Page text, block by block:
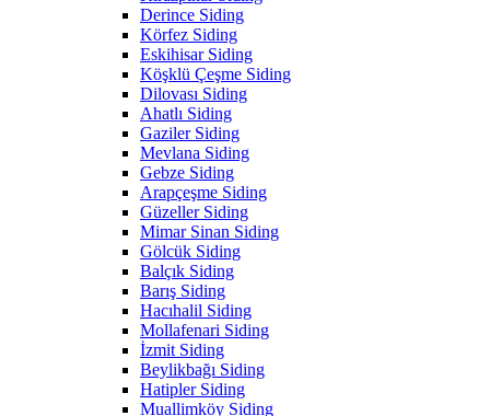
Derince Siding
Körfez Siding
Eskihisar Siding
Köşklü Çeşme Siding
Dilovası Siding
Ahatlı Siding
Gaziler Siding
Mevlana Siding
Gebze Siding
Arapçeşme Siding
Güzeller Siding
Mimar Sinan Siding
Gölcük Siding
Balçık Siding
Barış Siding
Hacıhalil Siding
Mollafenari Siding
İzmit Siding
Beylikbağı Siding
Hatipler Siding
Muallimköy Siding